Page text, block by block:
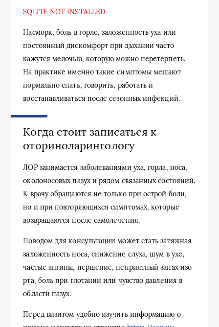
SQLITE NOT INSTALLED
Насморк, боль в горле, заложенность уха или
постоянный дискомфорт при дыхании часто
кажутся мелочью, которую можно перетерпеть.
На практике именно такие симптомы мешают
нормально спать, говорить, работать и
восстанавливаться после сезонных инфекций.
Когда стоит записаться к
оториноларингологу
ЛОР занимается заболеваниями уха, горла, носа,
околоносовых пазух и рядом связанных состояний.
К врачу обращаются не только при острой боли,
но и при повторяющихся симптомах, которые
возвращаются после самолечения.
Поводом для консультации может стать затяжная
заложенность носа, снижение слуха, шум в ухе,
частые ангины, першение, неприятный запах изо
рта, боль при глотании или чувство давления в
области пазух.
Перед визитом удобно изучить информацию о